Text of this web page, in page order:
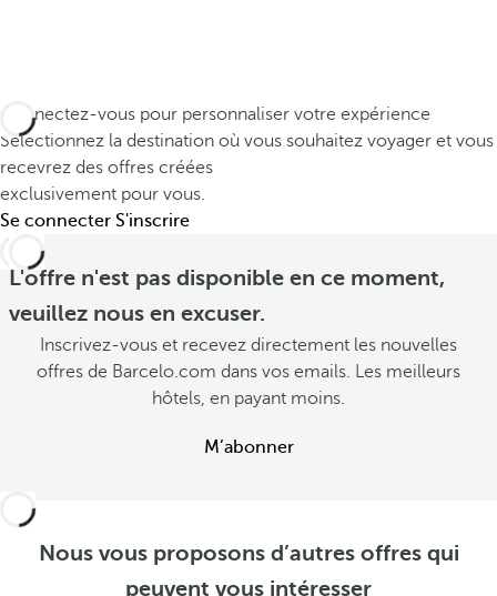
Connectez-vous pour personnaliser votre expérience
Sélectionnez la destination où vous souhaitez voyager et vous
recevrez des offres créées
exclusivement pour vous.
Se connecter S'inscrire
L'offre n'est pas disponible en ce moment,
veuillez nous en excuser.
Inscrivez-vous et recevez directement les nouvelles
offres de Barcelo.com dans vos emails. Les meilleurs
hôtels, en payant moins.
M’abonner
Nous vous proposons d’autres offres qui
peuvent vous intéresser